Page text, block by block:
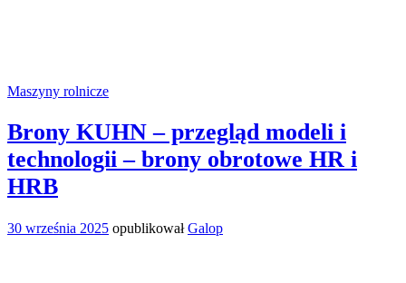
Maszyny rolnicze
Brony KUHN – przegląd modeli i
technologii – brony obrotowe HR i
HRB
30 września 2025 opublikowałGalop